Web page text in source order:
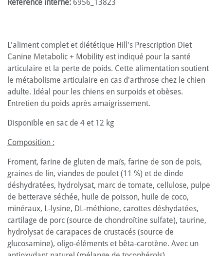
Référence interne: 6956_13823
L'aliment complet et diététique Hill's Prescription Diet
Canine Metabolic + Mobility est indiqué pour la santé
articulaire et la perte de poids. Cette alimentation soutient
le métabolisme articulaire en cas d'arthrose chez le chien
adulte. Idéal pour les chiens en surpoids et obèses.
Entretien du poids après amaigrissement.
Disponible en sac de 4 et 12 kg
Composition :
Froment, farine de gluten de maïs, farine de son de pois,
graines de lin, viandes de poulet (11 %) et de dinde
déshydratées, hydrolysat, marc de tomate, cellulose, pulpe
de betterave séchée, huile de poisson, huile de coco,
minéraux, L-lysine, DL-méthione, carottes déshydatées,
cartilage de porc (source de chondroïtine sulfate), taurine,
hydrolysat de carapaces de crustacés (source de
glucosamine), oligo-éléments et bêta-carotène. Avec un